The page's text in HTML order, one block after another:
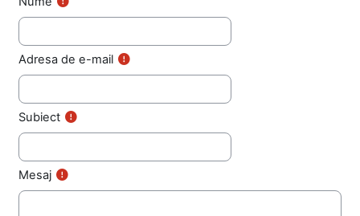
Adresa de e-mail
Subiect
Mesaj